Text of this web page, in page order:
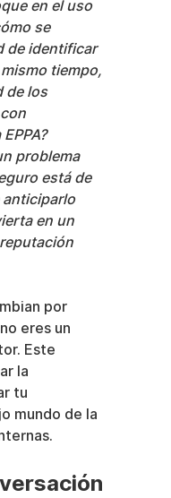
en el uso
se
de identificar
tiempo,
de los
problema
está de
anticiparlo
en un
por
eres un
Este
la
tu
mundo de la